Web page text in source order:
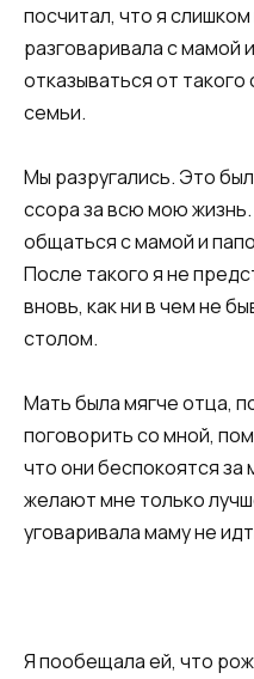
посчитал, что я
разговаривала с
отказываться от
семьи.
Мы разругались. Это
ссора за всю мою
общаться с мамой и
После такого я не
вновь, как ни в чем не
столом.
Мать была мягче отца,
поговорить со мной,
что они беспокоятся
желают мне только
уговаривала маму не
Я пообещала ей, что